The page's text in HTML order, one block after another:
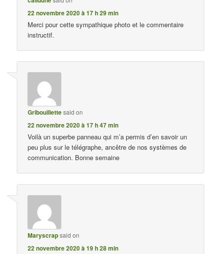
22 novembre 2020 à 17 h 29 min
Merci pour cette sympathique photo et le commentaire
instructif.
Gribouillettesaid on
22 novembre 2020 à 17 h 47 min
Voilà un superbe panneau qui m’a permis d’en savoir un
peu plus sur le télégraphe, ancêtre de nos systèmes de
communication. Bonne semaine
Maryscrapsaid on
22 novembre 2020 à 19 h 28 min